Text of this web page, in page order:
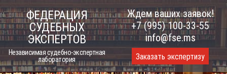
Skip
to
content
ФЕДЕРАЦИЯ
СУДЕБНЫХ
ЭКСПЕРТОВ
Независимая судебно-экспертная
лаборатория
Ждем ваших заявок!
+7 (995) 100-33-55
info@fse.ms
Заказать экспертизу